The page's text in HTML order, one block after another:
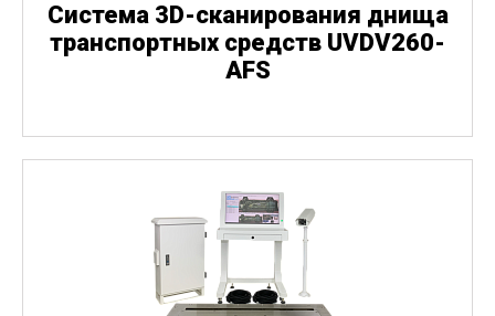
Система 3D-сканирования днища
транспортных средств UVDV260-
AFS